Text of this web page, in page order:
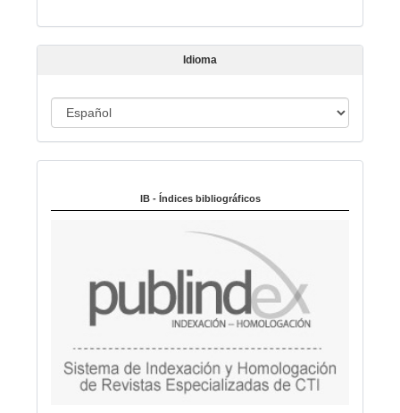
t
í
o
Idioma
d
m
IB - Índices bibliográficos